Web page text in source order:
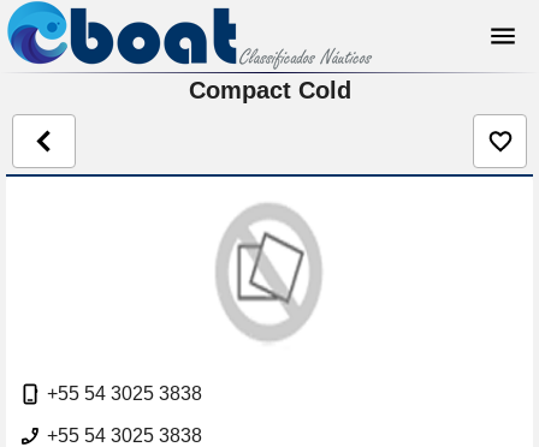
Compact Cold
+55 54 3025 3838
+55 54 3025 3838